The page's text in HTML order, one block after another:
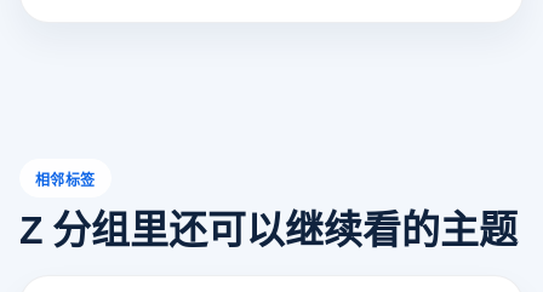
相邻标签
Z 分组里还可以继续看的主题